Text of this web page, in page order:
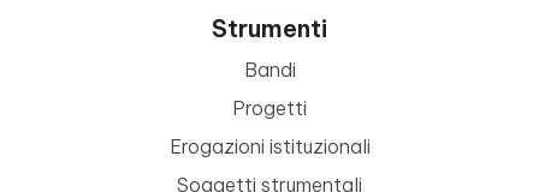
Strumenti
Bandi
Progetti
Erogazioni istituzionali
Soggetti strumentali